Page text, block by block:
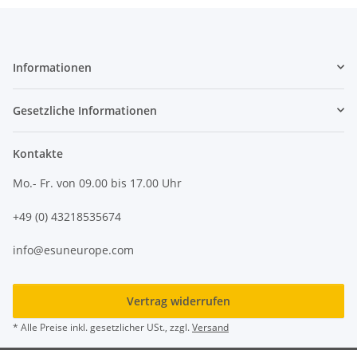
Informationen
Gesetzliche Informationen
Kontakte
Mo.- Fr. von 09.00 bis 17.00 Uhr
+49 (0) 43218535674
info@esuneurope.com
Vertrag widerrufen
* Alle Preise inkl. gesetzlicher USt., zzgl.Versand